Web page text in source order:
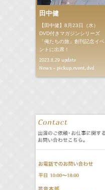
田中健
【田中健】8月23日（水）
DVD付きマガジンシリーズ
「俺たちの旅」創刊記念イベ
ントに出席！
2023.8.29update
News - pickup,event,dvd